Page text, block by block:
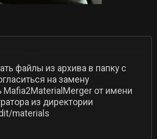
файлы из архива в папку с
на замену
Mafia2MaterialMerger от имени
из директории
materials